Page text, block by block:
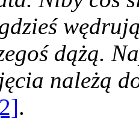
dążą.
należą
.